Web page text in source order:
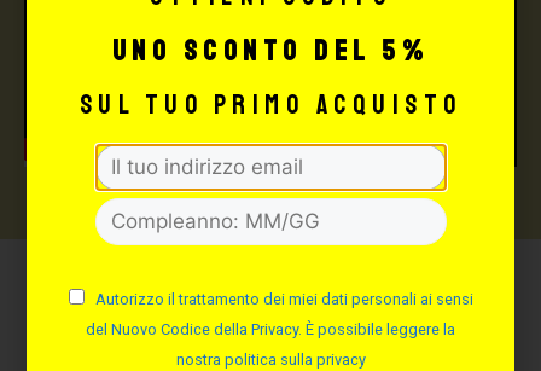
Potrebbe interessarti
anche:
uno sconto del 5%
sul tuo primo acquisto
Autorizzo il trattamento dei miei dati personali ai sensi
del Nuovo Codice della Privacy. È possibile leggere la
nostra politica sulla privacy